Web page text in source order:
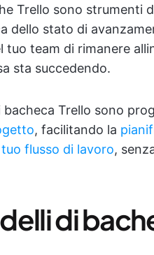
Trello sono strumenti
dello stato di
tuo team di rimanere
sta succedendo.
bacheca Trello sono
, facilitando la
tuo flusso di lavoro,
di